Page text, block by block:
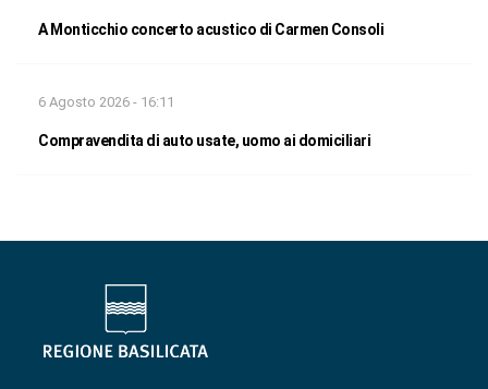
A Monticchio concerto acustico di Carmen Consoli
6 Agosto 2026 - 16:11
Compravendita di auto usate, uomo ai domiciliari